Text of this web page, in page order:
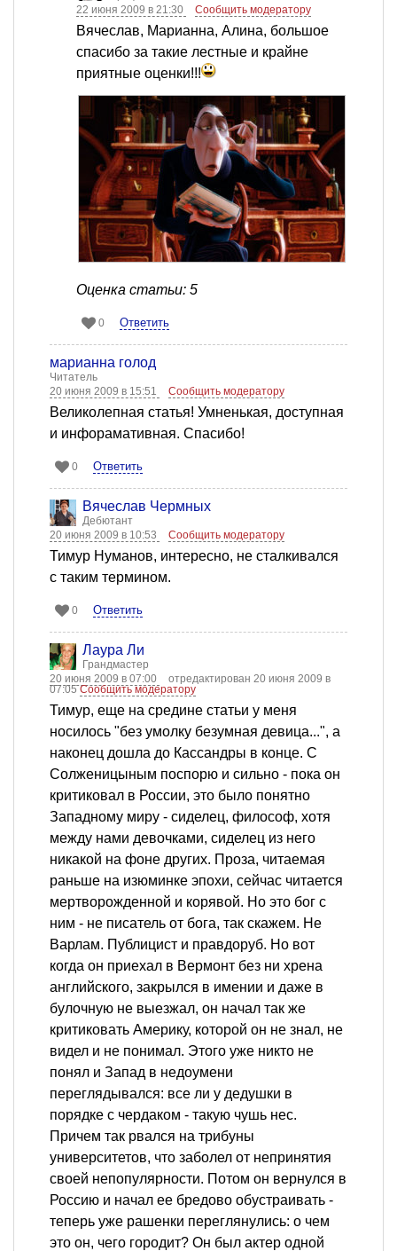
22 июня 2009 в 21:30
Сообщить модератору
Вячеслав, Марианна, Алина, большое
спасибо за такие лестные и крайне
приятные оценки!!!
Оценка статьи: 5
0 Ответить
марианна голод
Читатель
20 июня 2009 в 15:51
Сообщить модератору
Великолепная статья! Умненькая, доступная
и инфорамативная. Спасибо!
0 Ответить
Вячеслав Чермных
Дебютант
20 июня 2009 в 10:53
Сообщить модератору
Тимур Нуманов, интересно, не сталкивался
с таким термином.
0 Ответить
Лаура Ли
Грандмастер
20 июня 2009 в 07:00
отредактирован 20 июня 2009 в
07:05Сообщить модератору
Тимур, еще на средине статьи у меня
носилось "без умолку безумная девица...", а
наконец дошла до Кассандры в конце. С
Солженицыным поспорю и сильно - пока он
критиковал в России, это было понятно
Западному миру - сиделец, философ, хотя
между нами девочками, сиделец из него
никакой на фоне других. Проза, читаемая
раньше на изюминке эпохи, сейчас читается
мертворожденной и корявой. Но это бог с
ним - не писатель от бога, так скажем. Не
Варлам. Публицист и правдоруб. Но вот
когда он приехал в Вермонт без ни хрена
английского, закрылся в имении и даже в
булочную не выезжал, он начал так же
критиковать Америку, которой он не знал, не
видел и не понимал. Этого уже никто не
понял и Запад в недоумени
переглядывался: все ли у дедушки в
порядке с чердаком - такую чушь нес.
Причем так рвался на трибуны
университетов, что заболел от непринятия
своей непопулярности. Потом он вернулся в
Россию и начал ее бредово обустраивать -
теперь уже рашенки переглянулись: о чем
это он, чего городит? Он был актер одной